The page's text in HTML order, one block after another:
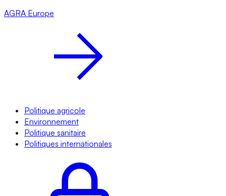
AGRA Europe
Politique agricole
Environnement
Politique sanitaire
Politiques internationales